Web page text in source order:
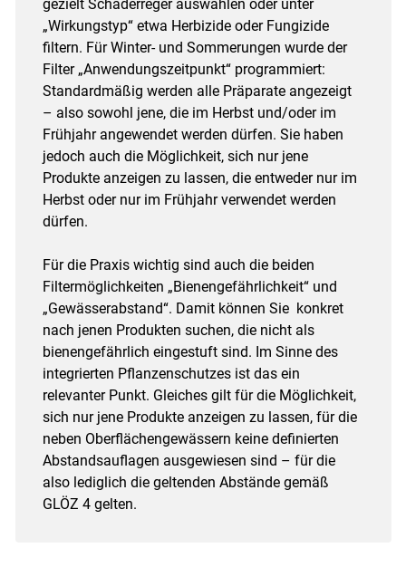
gezielt Schaderreger auswählen oder unter
„Wirkungstyp“ etwa Herbizide oder Fungizide
filtern. Für Winter- und Sommerungen wurde der
Filter „Anwendungszeitpunkt“ programmiert:
Standardmäßig werden alle Präparate angezeigt
– also sowohl jene, die im Herbst und/oder im
Frühjahr angewendet werden dürfen. Sie haben
jedoch auch die Möglichkeit, sich nur jene
Produkte anzeigen zu lassen, die entweder nur im
Herbst oder nur im Frühjahr verwendet werden
dürfen.
Für die Praxis wichtig sind auch die beiden
Filtermöglichkeiten „Bienengefährlichkeit“ und
„Gewässerabstand“. Damit können Sie konkret
nach jenen Produkten suchen, die nicht als
bienengefährlich eingestuft sind. Im Sinne des
integrierten Pflanzenschutzes ist das ein
relevanter Punkt. Gleiches gilt für die Möglichkeit,
sich nur jene Produkte anzeigen zu lassen, für die
neben Oberflächengewässern keine definierten
Abstandsauflagen ausgewiesen sind – für die
also lediglich die geltenden Abstände gemäß
GLÖZ 4 gelten.